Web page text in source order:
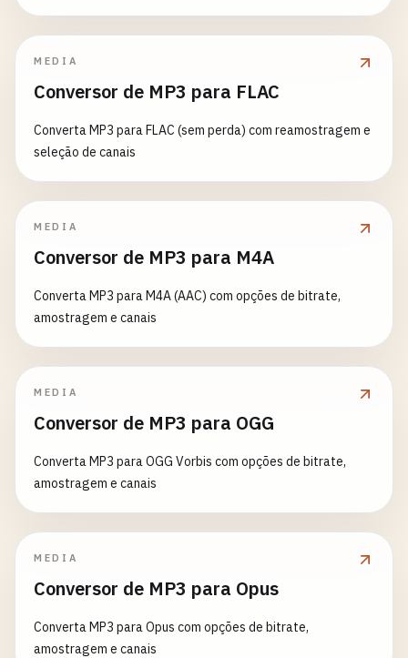
MEDIA
Conversor de MP3 para FLAC
Converta MP3 para FLAC (sem perda) com reamostragem e
seleção de canais
MEDIA
Conversor de MP3 para M4A
Converta MP3 para M4A (AAC) com opções de bitrate,
amostragem e canais
MEDIA
Conversor de MP3 para OGG
Converta MP3 para OGG Vorbis com opções de bitrate,
amostragem e canais
MEDIA
Conversor de MP3 para Opus
Converta MP3 para Opus com opções de bitrate,
amostragem e canais